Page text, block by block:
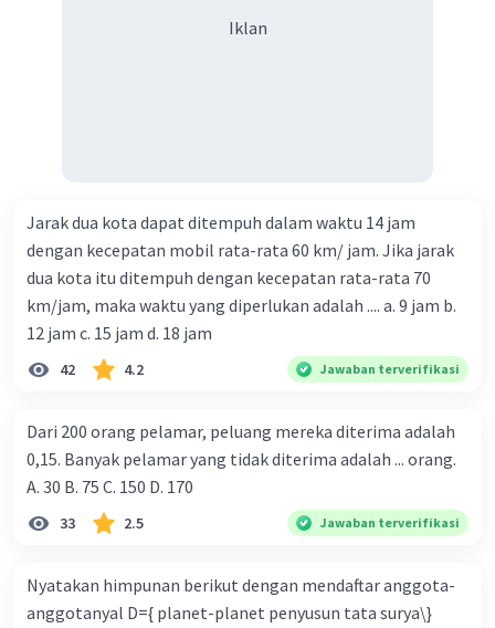
Iklan
Jarak dua kota dapat ditempuh dalam waktu 14 jam
dengan kecepatan mobil rata-rata 60 km/ jam. Jika jarak
dua kota itu ditempuh dengan kecepatan rata-rata 70
km/jam, maka waktu yang diperlukan adalah .... a. 9 jam b.
12 jam c. 15 jam d. 18 jam
42 4.2 Jawaban terverifikasi
Dari 200 orang pelamar, peluang mereka diterima adalah
0,15. Banyak pelamar yang tidak diterima adalah ... orang.
A. 30 B. 75 C. 150 D. 170
33 2.5 Jawaban terverifikasi
Nyatakan himpunan berikut dengan mendaftar anggota-
anggotanyal D={ planet-planet penyusun tata surya\}